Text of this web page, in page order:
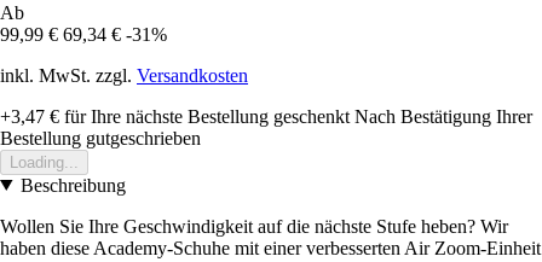
Ab
99,99 € 69,34 € -31%
inkl. MwSt. zzgl. Versandkosten
+3,47 € für Ihre nächste Bestellung geschenkt Nach Bestätigung Ihrer
Bestellung gutgeschrieben
Loading...
Beschreibung
Wollen Sie Ihre Geschwindigkeit auf die nächste Stufe heben? Wir
haben diese Academy-Schuhe mit einer verbesserten Air Zoom-Einheit